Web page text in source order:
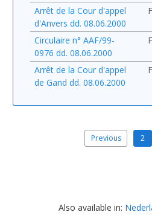
Arrêt de la Cour d'appel
d'Anvers dd. 08.06.2000
Circulaire n° AAF/99-
0976 dd. 08.06.2000
Arrêt de la Cour d'appel
de Gand dd. 08.06.2000
Previous 2
Also available in: